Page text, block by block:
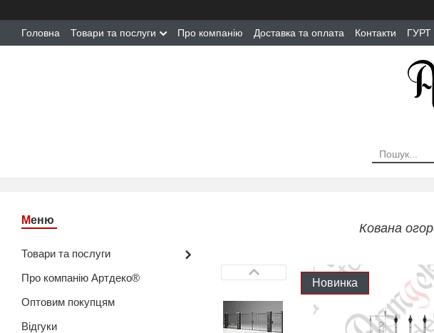
Головна Товари та послуги Про компанію Доставка та оплата Контакти ГУРТ
Товари та послуги
Про компанію Артдеко®
Оптовим покупцям
Відгуки
Кована
Новинка